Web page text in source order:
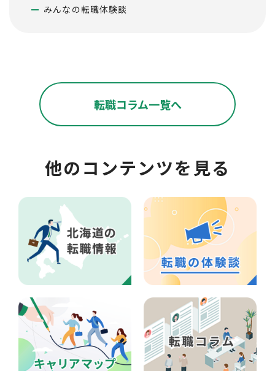
みんなの転職体験談
転職コラム一覧へ
他のコンテンツを見る